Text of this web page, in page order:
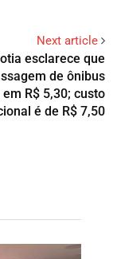
Next article
esclarece que
de ônibus
R$ 5,30; custo
é de R$ 7,50